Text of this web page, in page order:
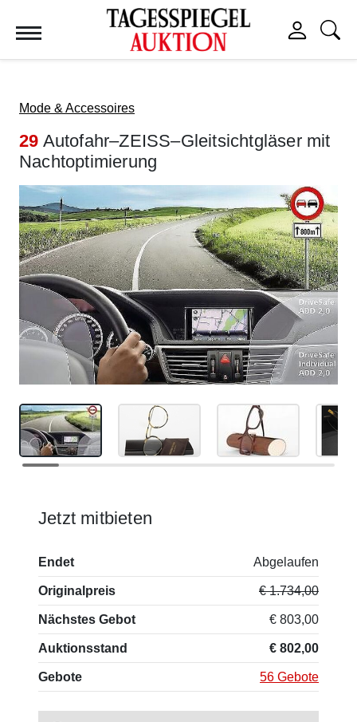
Mode & Accessoires
29 Autofahr–ZEISS–Gleitsichtgläser mit
Nachtoptimierung
Jetzt mitbieten
Endet Abgelaufen
Originalpreis € 1.734,00
Nächstes Gebot € 803,00
Auktionsstand € 802,00
Gebote 56 Gebote